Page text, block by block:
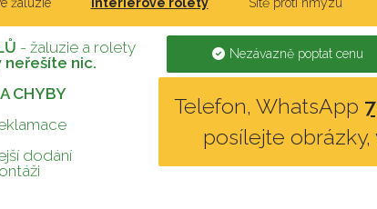
- žaluzie a rolety
neřešíte nic.
CHYBY
dodání
Nezávazně poptat cenu
Telefon, WhatsApp
posílejte obrázky,